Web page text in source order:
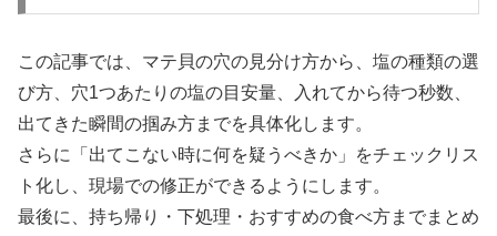
この記事では、マテ貝の穴の見分け方から、塩の種類の選
び方、穴1つあたりの塩の目安量、入れてから待つ秒数、
出てきた瞬間の掴み方までを具体化します。
さらに「出てこない時に何を疑うべきか」をチェックリス
ト化し、現場での修正ができるようにします。
最後に、持ち帰り・下処理・おすすめの食べ方までまとめ